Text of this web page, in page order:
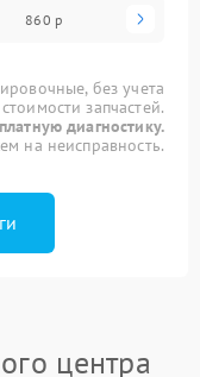
860 р
без учета
стоимости запчастей.
диагностику.
на неисправность.
центра